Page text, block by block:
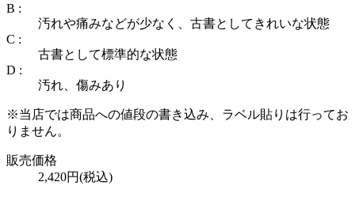
B :
汚れや痛みなどが少なく、古書としてきれいな状態
C :
古書として標準的な状態
D :
汚れ、傷みあり
※当店では商品への値段の書き込み、ラベル貼りは行ってお
りません。
販売価格
2,420円(税込)